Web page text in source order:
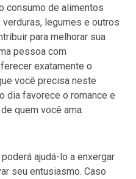
consumo de alimentos
legumes e outros
para melhorar sua
pessoa com
exatamente o
você precisa neste
dia favorece o romance e
quem você ama.
ajudá-lo a enxergar
seu entusiasmo. Caso